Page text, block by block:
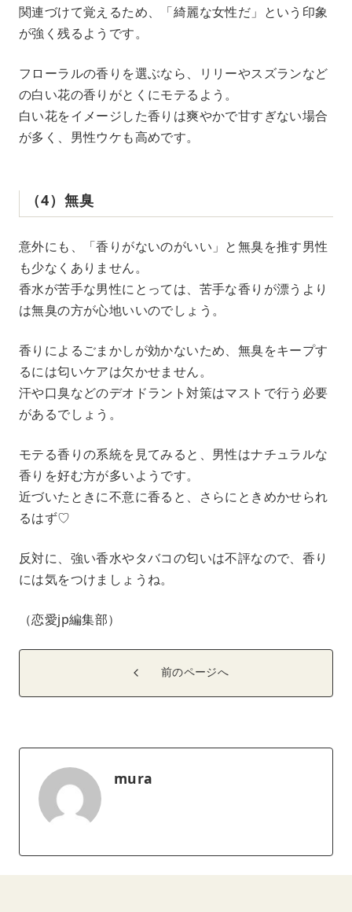
関連づけて覚えるため、「綺麗な女性だ」という印象
が強く残るようです。
フローラルの香りを選ぶなら、リリーやスズランなど
の白い花の香りがとくにモテるよう。
白い花をイメージした香りは爽やかで甘すぎない場合
が多く、男性ウケも高めです。
（4）無臭
意外にも、「香りがないのがいい」と無臭を推す男性
も少なくありません。
香水が苦手な男性にとっては、苦手な香りが漂うより
は無臭の方が心地いいのでしょう。
香りによるごまかしが効かないため、無臭をキープす
るには匂いケアは欠かせません。
汗や口臭などのデオドラント対策はマストで行う必要
があるでしょう。
モテる香りの系統を見てみると、男性はナチュラルな
香りを好む方が多いようです。
近づいたときに不意に香ると、さらにときめかせられ
るはず♡
反対に、強い香水やタバコの匂いは不評なので、香り
には気をつけましょうね。
（恋愛jp編集部）
前のページへ
mura